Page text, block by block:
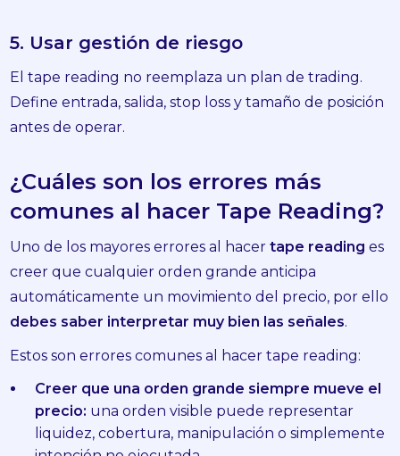
5. Usar gestión de riesgo
El tape reading no reemplaza un plan de trading.
Define entrada, salida, stop loss y tamaño de posición
antes de operar.
¿Cuáles son los errores más
comunes al hacer Tape Reading?
Uno de los mayores errores al hacertape reading es
creer que cualquier orden grande anticipa
automáticamente un movimiento del precio, por ello
debes saber interpretar muy bien las señales.
Estos son errores comunes al hacer tape reading:
Creer que una orden grande siempre mueve el
precio: una orden visible puede representar
liquidez, cobertura, manipulación o simplemente